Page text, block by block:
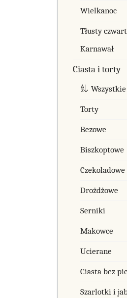
Wielkanoc
Tłusty
Karnawał
Ciasta i torty
Wszystkie
Torty
Bezowe
Biszkoptowe
Drożdżowe
Serniki
Makowce
Ucierane
Ciasta bez
Szarlotki i